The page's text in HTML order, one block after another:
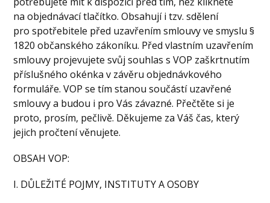
na objednávací tlačítko. Obsahují i tzv. sdělení
pro spotřebitele před uzavřením smlouvy ve smyslu §
1820 občanského zákoníku. Před vlastním uzavřením
smlouvy projevujete svůj souhlas s VOP zaškrtnutím
příslušného okénka v závěru objednávkového
formuláře. VOP se tím stanou součástí uzavřené
smlouvy a budou i pro Vás závazné. Přečtěte si je
proto, prosím, pečlivě. Děkujeme za Váš čas, který
jejich pročtení věnujete.
OBSAH VOP:
I. DŮLEŽITÉ POJMY, INSTITUTY A OSOBY